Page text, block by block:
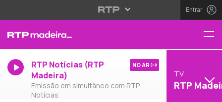
Entrar
RTP Notícias (RTP
Madeira)
Emissão em simultâneo com RTP
Notícias
NO AR
TV
RTP